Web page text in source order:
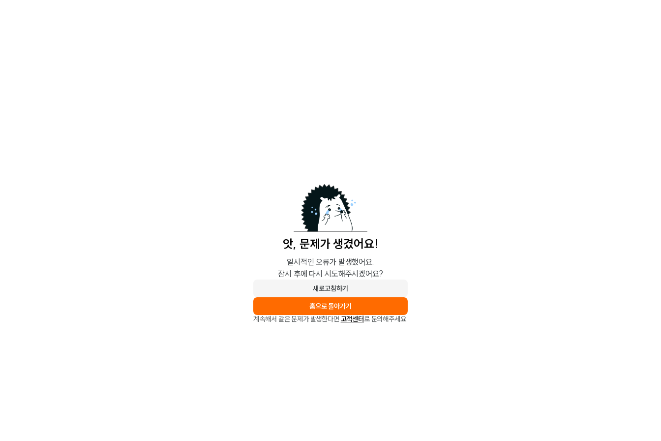
앗, 문제가 생겼어요!
일시적인 오류가 발생했어요.
잠시 후에 다시 시도해주시겠어요?
새로고침하기
홈으로 돌아가기
계속해서 같은 문제가 발생한다면 고객센터로 문의해주세요.